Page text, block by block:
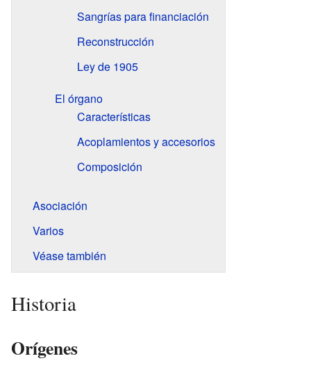
Sangrías para financiación
Reconstrucción
Ley de 1905
El órgano
Características
Acoplamientos y accesorios
Composición
Asociación
Varios
Véase también
Historia
Orígenes